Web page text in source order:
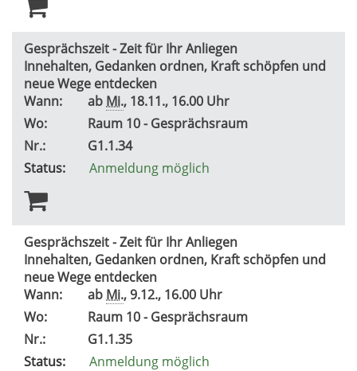
Gesprächszeit - Zeit für Ihr Anliegen
Innehalten, Gedanken ordnen, Kraft schöpfen und
neue Wege entdecken
Wann:
ab Mi., 18.11., 16.00 Uhr
Wo:
Raum 10 - Gesprächsraum
Nr.:
G1.1.34
Status:
Anmeldung möglich
Gesprächszeit - Zeit für Ihr Anliegen
Innehalten, Gedanken ordnen, Kraft schöpfen und
neue Wege entdecken
Wann:
ab Mi., 9.12., 16.00 Uhr
Wo:
Raum 10 - Gesprächsraum
Nr.:
G1.1.35
Status:
Anmeldung möglich